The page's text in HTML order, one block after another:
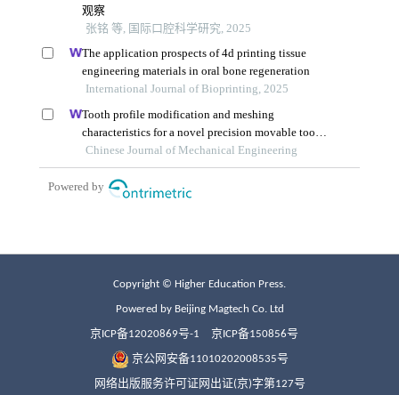
Copyright © Higher Education Press.
Powered by Beijing Magtech Co. Ltd
京ICP备12020869号-1 京ICP备150856号
京公网安备11010202008535号
网络出版服务许可证网出证(京)字第127号